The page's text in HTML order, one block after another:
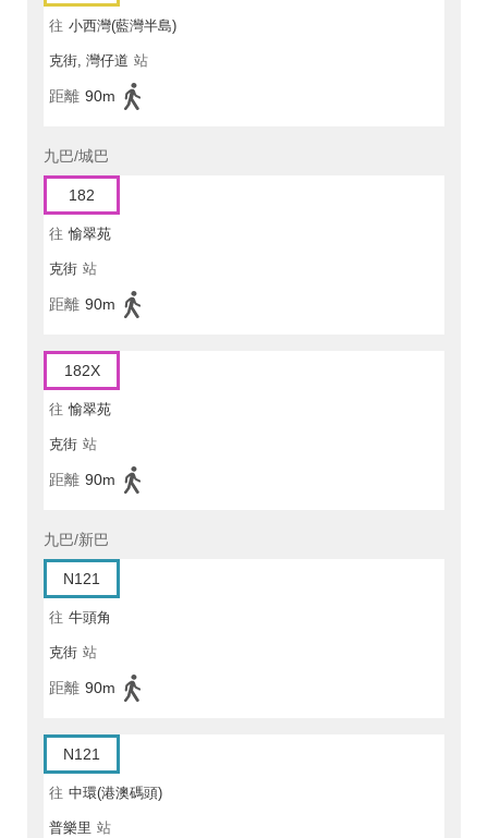
往 小西灣(藍灣半島)
克街, 灣仔道 站
距離 90m
九巴/城巴
182
往 愉翠苑
克街 站
距離 90m
182X
往 愉翠苑
克街 站
距離 90m
九巴/新巴
N121
往 牛頭角
克街 站
距離 90m
N121
往 中環(港澳碼頭)
普樂里 站